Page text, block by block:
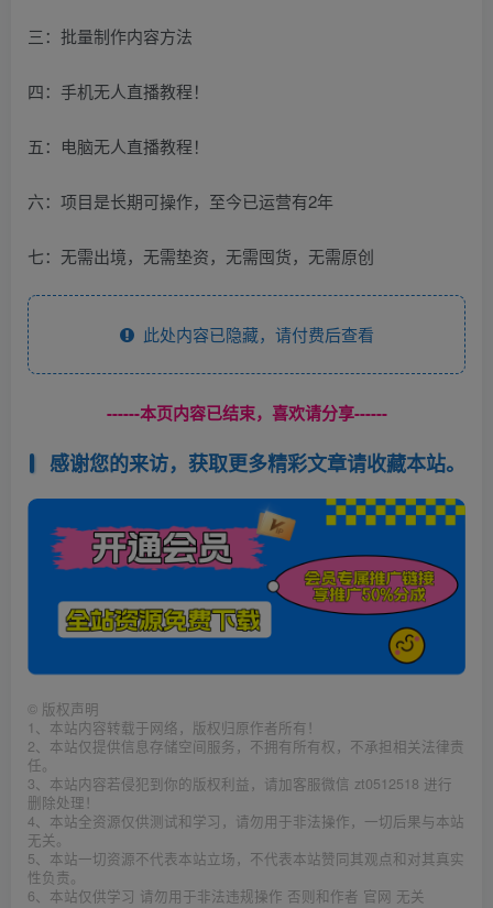
三：批量制作内容方法
四：手机无人直播教程！
五：电脑无人直播教程！
六：项目是长期可操作，至今已运营有2年
七：无需出境，无需垫资，无需囤货，无需原创
此处内容已隐藏，请付费后查看
------本页内容已结束，喜欢请分享------
感谢您的来访，获取更多精彩文章请收藏本站。
© 版权声明
1、本站内容转载于网络，版权归原作者所有！
2、本站仅提供信息存储空间服务，不拥有所有权，不承担相关法律责
任。
3、本站内容若侵犯到你的版权利益，请加客服微信 zt0512518 进行
删除处理！
4、本站全资源仅供测试和学习，请勿用于非法操作，一切后果与本站
无关。
5、本站一切资源不代表本站立场，不代表本站赞同其观点和对其真实
性负责。
6、本站仅供学习 请勿用于非法违规操作 否则和作者 官网 无关